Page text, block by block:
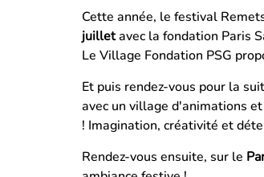
Cette année, le festival
juilletavec la fondation Paris
Le Village Fondation PSG
Et puis rendez-vous pour la
avec un village d'animations
! Imagination, créativité et
Rendez-vous ensuite, sur le